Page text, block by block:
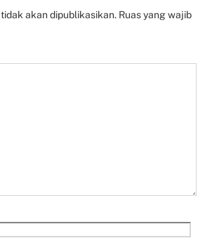
akan dipublikasikan. Ruas yang wajib